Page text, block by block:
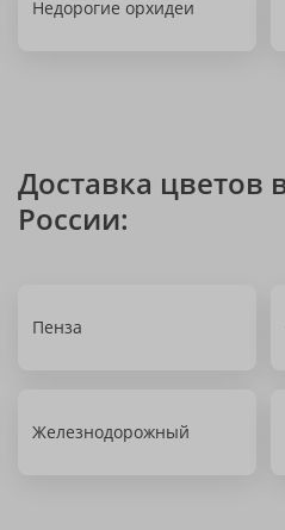
Недорогие орхидеи
Доставка цветов
России:
Пенза
Железнодорожный